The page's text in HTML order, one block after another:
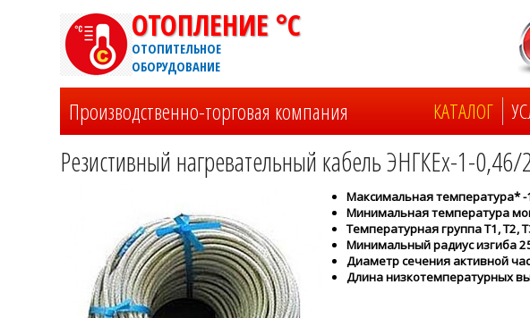
ОТОПЛЕНИЕ °C
ОТОПИТЕЛЬНОЕ
ОБОРУДОВАНИЕ
Производственно-торговая компания КАТАЛОГ
Резистивный нагревательный кабель ЭНГКЕх-1-
Максимальная температура*
Минимальная температура
Температурная группа Т1, Т2,
Минимальный радиус изгиба
Диаметр сечения активной
Длина низкотемпературных